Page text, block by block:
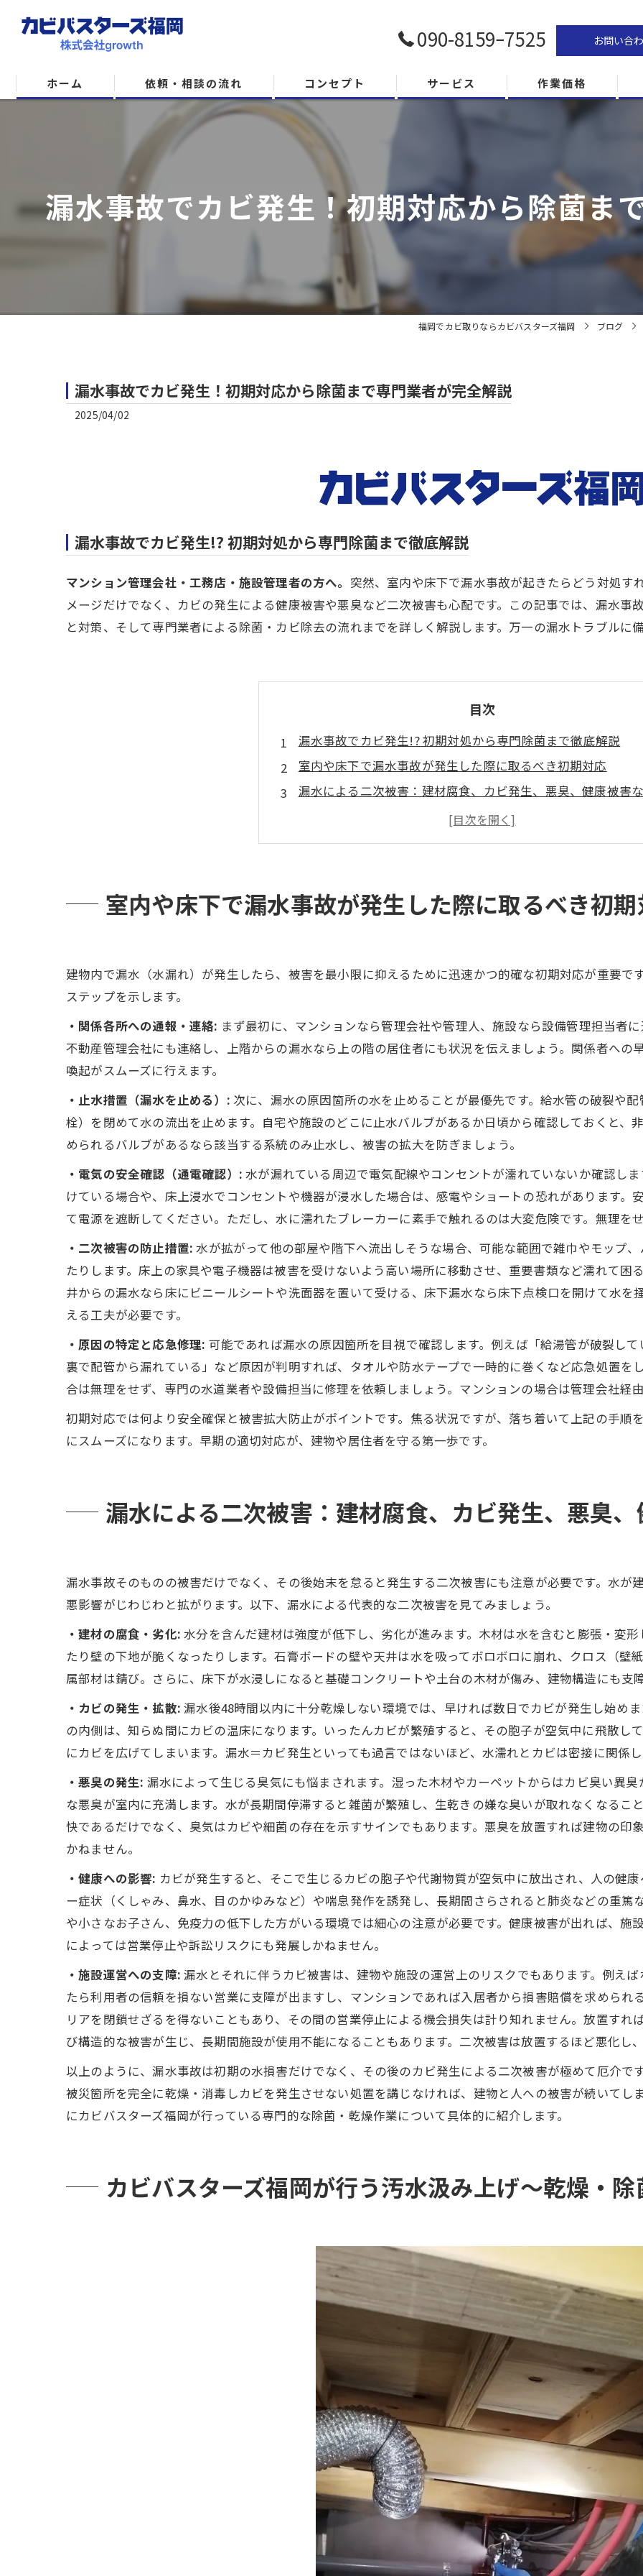
090-8159ｰ7525 お問い合
ホーム 依頼・相談の流れ コンセプト サービス 作業価格
漏水事故でカビ発生！初期対応から除菌ま
福岡でカビ取りならカビバスターズ福岡 ブログ
漏水事故でカビ発生！初期対応から除菌まで専門業者が完全解説
2025/04/02
漏水事故でカビ発生!? 初期対処から専門除菌まで徹底解説
マンション管理会社・工務店・施設管理者の方へ。 突然、室内や床下で漏水事故が起きたらどう対処す
メージだけでなく、カビの発生による健康被害や悪臭など二次被害も心配です。この記事では、漏水事
と対策、そして専門業者による除菌・カビ除去の流れまでを詳しく解説します。万一の漏水トラブルに
目次
漏水事故でカビ発生!? 初期対処から専門除菌まで徹底解説
室内や床下で漏水事故が発生した際に取るべき初期対応
漏水による二次被害：建材腐食、カビ発生、悪臭、健康被害
カビバスターズ福岡が行う汚水汲み上げ〜乾燥・除菌までの流
カビが発生してしまった場合の対応：MIST工法によるカビの
カビの健康リスクや施設運営上の問題点
専門業者に依頼することの重要性とメリット
室内や床下で漏水事故が発生した際に取るべき初
建物内で漏水（水漏れ）が発生したら、被害を最小限に抑えるために迅速かつ的確な初期対応が重要で
ステップを示します。
・関係各所への通報・連絡: まず最初に、マンションなら管理会社や管理人、施設なら設備管理担当者
不動産管理会社にも連絡し、上階からの漏水なら上の階の居住者にも状況を伝えましょう。関係者への
喚起がスムーズに行えます。
・止水措置（漏水を止める）: 次に、漏水の原因箇所の水を止めることが最優先です。給水管の破裂や
栓）を閉めて水の流出を止めます。自宅や施設のどこに止水バルブがあるか日頃から確認しておくと、
められるバルブがあるなら該当する系統のみ止水し、被害の拡大を防ぎましょう。
・電気の安全確認（通電確認）:水が漏れている周辺で電気配線やコンセントが濡れていないか確認し
けている場合や、床上浸水でコンセントや機器が浸水した場合は、感電やショートの恐れがあります。
て電源を遮断してください。ただし、水に濡れたブレーカーに素手で触れるのは大変危険です。無理を
・二次被害の防止措置:水が拡がって他の部屋や階下へ流出しそうな場合、可能な範囲で雑巾やモップ
たりします。床上の家具や電子機器は被害を受けないよう高い場所に移動させ、重要書類など濡れて困
井からの漏水なら床にビニールシートや洗面器を置いて受ける、床下漏水なら床下点検口を開けて水を
える工夫が必要です。
・原因の特定と応急修理: 可能であれば漏水の原因箇所を目視で確認します。例えば「給湯管が破裂し
裏で配管から漏れている」など原因が判明すれば、タオルや防水テープで一時的に巻くなど応急処置を
合は無理をせず、専門の水道業者や設備担当に修理を依頼しましょう。マンションの場合は管理会社経
初期対応では何より安全確保と被害拡大防止がポイントです。焦る状況ですが、落ち着いて上記の手順
にスムーズになります。早期の適切対応が、建物や居住者を守る第一歩です。
漏水による二次被害：建材腐食、カビ発生、悪臭
漏水事故そのものの被害だけでなく、その後始末を怠ると発生する二次被害にも注意が必要です。水が
悪影響がじわじわと拡がります。以下、漏水による代表的な二次被害を見てみましょう。
・建材の腐食・劣化:水分を含んだ建材は強度が低下し、劣化が進みます。木材は水を含むと膨張・変
たり壁の下地が脆くなったりします。石膏ボードの壁や天井は水を吸ってボロボロに崩れ、クロス（壁
属部材は錆び。さらに、床下が水浸しになると基礎コンクリートや土台の木材が傷み、建物構造にも支
・カビの発生・拡散: 漏水後48時間以内に十分乾燥しない環境では、早ければ数日でカビが発生し始め
の内側は、知らぬ間にカビの温床になります。いったんカビが繁殖すると、その胞子が空気中に飛散し
にカビを広げてしまいます。漏水＝カビ発生といっても過言ではないほど、水濡れとカビは密接に関係し
・悪臭の発生: 漏水によって生じる臭気にも悩まされます。湿った木材やカーペットからはカビ臭い異
な悪臭が室内に充満します。水が長期間停滞すると雑菌が繁殖し、生乾きの嫌な臭いが取れなくなるこ
快であるだけでなく、臭気はカビや細菌の存在を示すサインでもあります。悪臭を放置すれば建物の印
かねません。
・健康への影響: カビが発生すると、そこで生じるカビの胞子や代謝物質が空気中に放出され、人の健
ー症状（くしゃみ、鼻水、目のかゆみなど）や喘息発作を誘発し、長期間さらされると肺炎などの重篤
や小さなお子さん、免疫力の低下した方がいる環境では細心の注意が必要です。健康被害が出れば、施
によっては営業停止や訴訟リスクにも発展しかねません。
・施設運営への支障:漏水とそれに伴うカビ被害は、建物や施設の運営上のリスクでもあります。例え
たら利用者の信頼を損ない営業に支障が出ますし、マンションであれば入居者から損害賠償を求められ
リアを閉鎖せざるを得ないこともあり、その間の営業停止による機会損失は計り知れません。放置すれ
び構造的な被害が生じ、長期間施設が使用不能になることもあります。二次被害は放置するほど悪化し
以上のように、漏水事故は初期の水損害だけでなく、その後のカビ発生による二次被害が極めて厄介で
被災箇所を完全に乾燥・消毒しカビを発生させない処置を講じなければ、建物と人への被害が続いてし
にカビバスターズ福岡が行っている専門的な除菌・乾燥作業について具体的に紹介します。
カビバスターズ福岡が行う汚水汲み上げ〜乾燥・